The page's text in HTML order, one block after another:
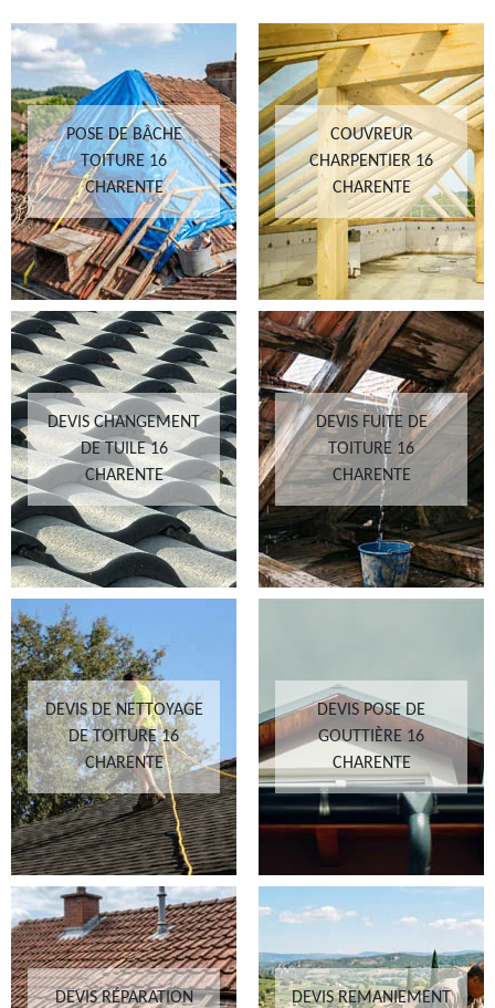
POSE DE BÂCHE
TOITURE 16
CHARENTE
COUVREUR
CHARPENTIER 16
CHARENTE
DEVIS CHANGEMENT
DE TUILE 16
CHARENTE
DEVIS FUITE DE
TOITURE 16
CHARENTE
DEVIS DE NETTOYAGE
DE TOITURE 16
CHARENTE
DEVIS POSE DE
GOUTTIÈRE 16
CHARENTE
DEVIS RÉPARATION
DEVIS REMANIEMENT